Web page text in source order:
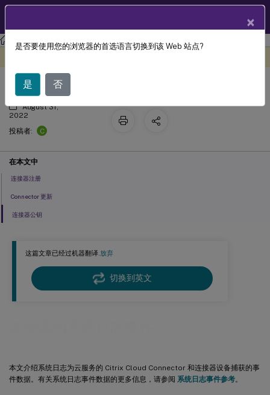
Citrix Cloud
这篇文章已经过机器翻译.放弃
切换到英文
本文介绍系统日志为云服务的 Citrix Cloud Connector 和连接器设备捕获的事
件数据。有关系统日志事件数据的更多信息，请参阅 系统日志事件参考。
连接器的系统日志事件
August 31,
2022
投稿者:
C
在本文中
连接器注册
Connector 更新
连接器公钥
×
是否要使用您的浏览器的首选语言切换到该 Web 站点?
是 否